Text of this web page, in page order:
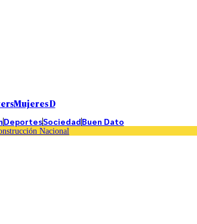
Mujeres D
DeportesSociedadBuen Dato
Nacional